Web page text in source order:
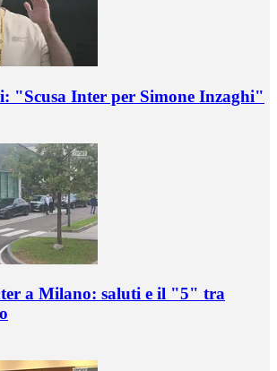
"Scusa Inter per Simone Inzaghi"
a Milano: saluti e il "5" tra